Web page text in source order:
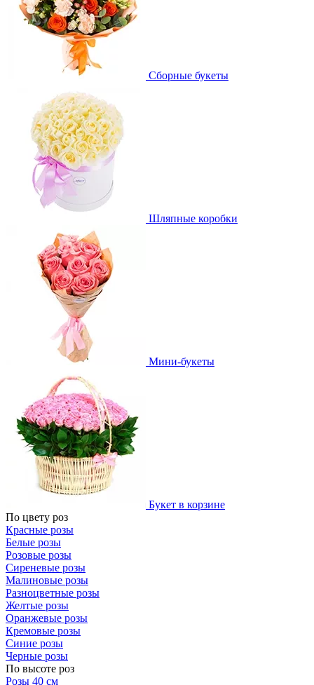
Сборные букеты
Шляпные коробки
Мини-букеты
Букет в корзине
По цвету роз
Красные розы
Белые розы
Розовые розы
Сиреневые розы
Малиновые розы
Разноцветные розы
Желтые розы
Оранжевые розы
Кремовые розы
Синие розы
Черные розы
По высоте роз
Розы 40 см